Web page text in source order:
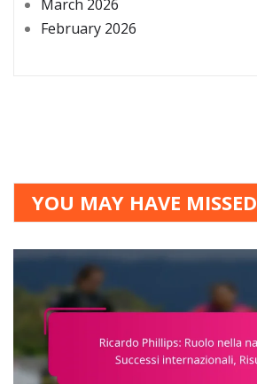
March 2026
February 2026
YOU MAY HAVE MISSED